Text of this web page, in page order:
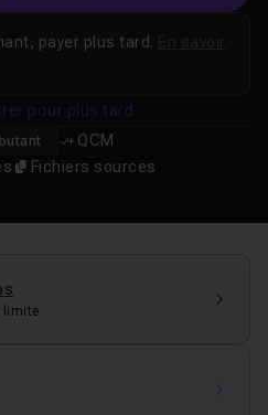
QCM
Fichiers sources
payer plus tard.
pour plus tard
limite